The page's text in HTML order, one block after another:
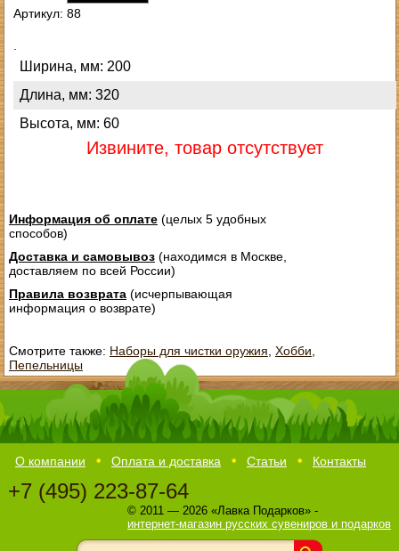
Артикул: 88
Ширина, мм: 200
Длина, мм: 320
Высота, мм: 60
Извините, товар отсутствует
Информация об оплате(целых 5 удобных
способов)
Доставка и самовывоз(находимся в Москве,
доставляем по всей России)
Правила возврата(исчерпывающая
информация о возврате)
Смотрите также: Наборы для чистки оружия Хобби
Пепельницы
О компании Оплата и доставка Статьи Контакты
+7 (495) 223-87-64
© 2011 — 2026 «Лавка Подарков» -
интернет-магазин русских сувениров и подарков